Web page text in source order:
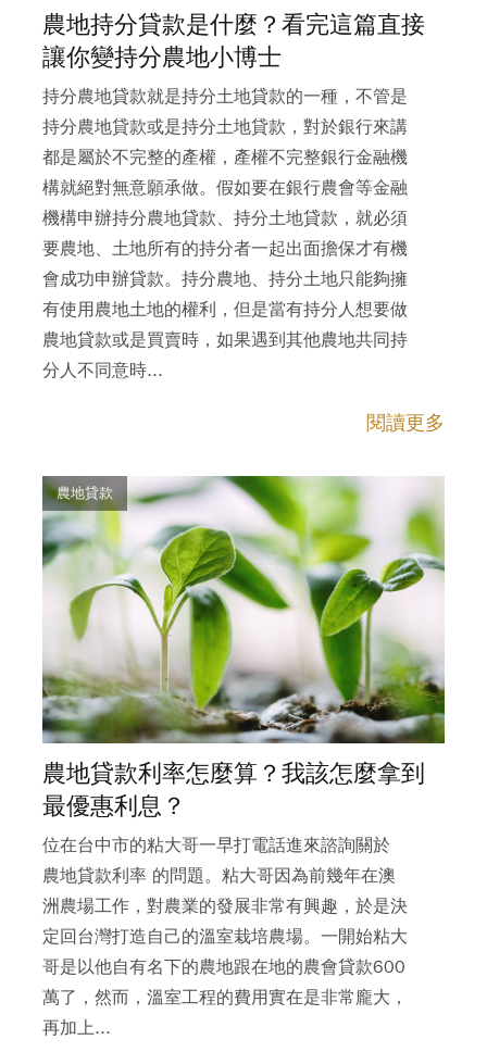
農地持分貸款是什麼？看完這篇直接
讓你變持分農地小博士
持分農地貸款就是持分土地貸款的一種，不管是
持分農地貸款或是持分土地貸款，對於銀行來講
都是屬於不完整的產權，產權不完整銀行金融機
構就絕對無意願承做。假如要在銀行農會等金融
機構申辦持分農地貸款、持分土地貸款，就必須
要農地、土地所有的持分者一起出面擔保才有機
會成功申辦貸款。持分農地、持分土地只能夠擁
有使用農地土地的權利，但是當有持分人想要做
農地貸款或是買賣時，如果遇到其他農地共同持
分人不同意時...
閱讀更多
農地貸款
農地貸款利率怎麼算？我該怎麼拿到
最優惠利息？
位在台中市的粘大哥一早打電話進來諮詢關於
農地貸款利率 的問題。粘大哥因為前幾年在澳
洲農場工作，對農業的發展非常有興趣，於是決
定回台灣打造自己的溫室栽培農場。一開始粘大
哥是以他自有名下的農地跟在地的農會貸款600
萬了，然而，溫室工程的費用實在是非常龐大，
再加上...